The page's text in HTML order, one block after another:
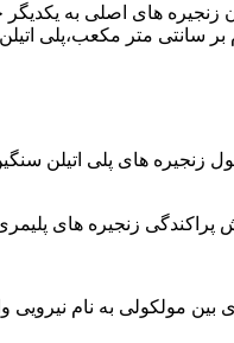
های اصلی به یکدیگر
زنجیره های
مولکولی به نام نیرویی